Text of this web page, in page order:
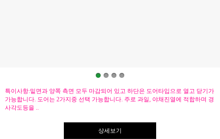
특이사항:밑면과 양쪽 측면 모두 마감되어 있고 하단은 도어타입으로 열고 닫기가
가능합니다. 도어는 2가지중 선택 가능합니다. 주로 과일, 야채진열에 적합하며 경
사각도등을 ..
상세보기